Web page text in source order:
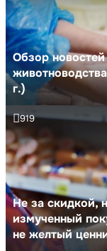
Обзор
г.)
Не за скидкой,
измученный
не желтый
919